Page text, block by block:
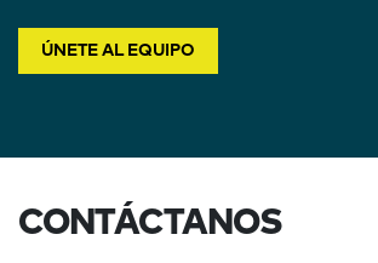
ÚNETE AL EQUIPO
CONTÁCTANOS